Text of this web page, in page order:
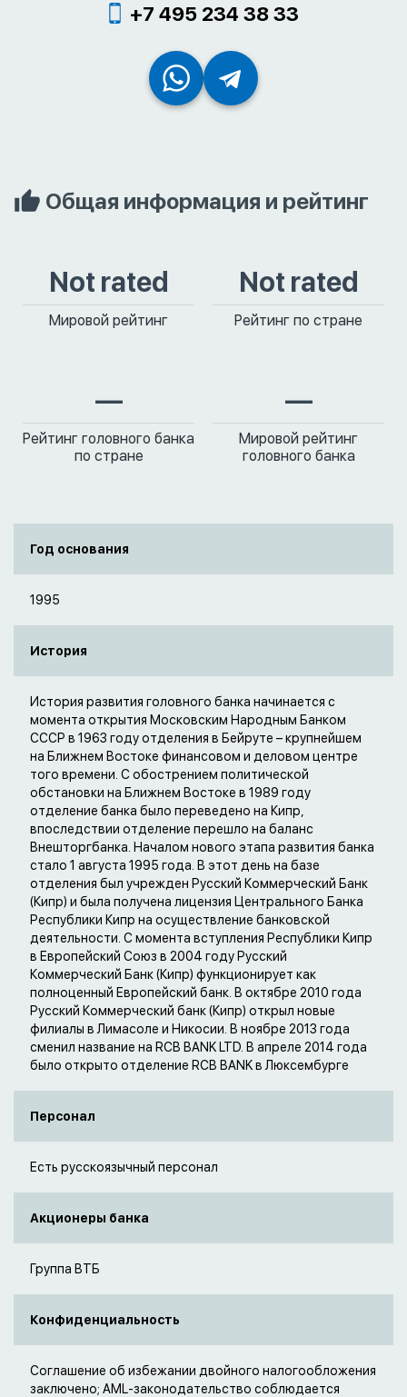
+7 495 234 38 33
Общая информация и рейтинг
Not rated
Мировой рейтинг
Not rated
Рейтинг по стране
—
Рейтинг головного банка
по стране
—
Мировой рейтинг
головного банка
Год основания
1995
История
История развития головного банка начинается с
момента открытия Московским Народным Банком
СССР в 1963 году отделения в Бейруте – крупнейшем
на Ближнем Востоке финансовом и деловом центре
того времени. С обострением политической
обстановки на Ближнем Востоке в 1989 году
отделение банка было переведено на Кипр,
впоследствии отделение перешло на баланс
Внешторгбанка. Началом нового этапа развития банка
стало 1 августа 1995 года. В этот день на базе
отделения был учрежден Русский Коммерческий Банк
(Кипр) и была получена лицензия Центрального Банка
Республики Кипр на осуществление банковской
деятельности. С момента вступления Республики Кипр
в Европейский Союз в 2004 году Русский
Коммерческий Банк (Кипр) функционирует как
полноценный Европейский банк. В октябре 2010 года
Русский Коммерческий банк (Кипр) открыл новые
филиалы в Лимасоле и Никосии. В ноябре 2013 года
сменил название на RCB BANK LTD. В апреле 2014 года
было открыто отделение RCB BANK в Люксембурге
Персонал
Есть русскоязычный персонал
Акционеры банка
Группа ВТБ
Конфиденциальность
Соглашение об избежании двойного налогообложения
заключено; AML-законодательство соблюдается